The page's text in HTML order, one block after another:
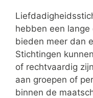
hebben een
bieden meer dan
Stichtingen
of rechtvaardig
aan groepen of
binnen de